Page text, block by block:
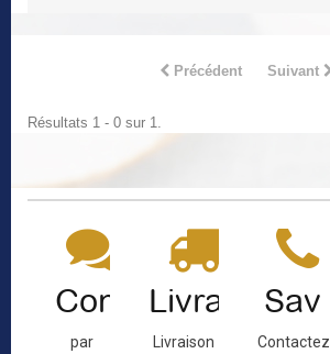
Précédent Suivant
Résultats 1 - 0 sur 1.
Contact
par
Livraison
Livraison
Sav
Contactez-